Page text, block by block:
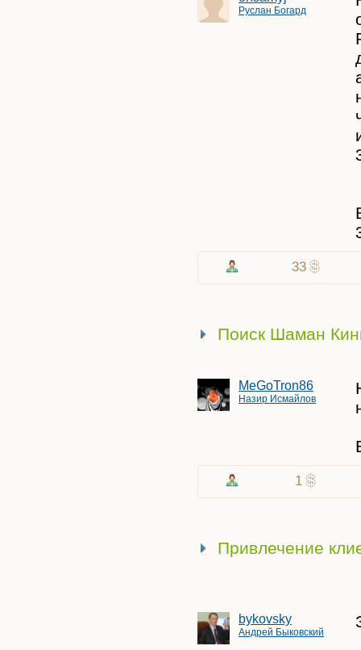
Руслан Богард
33
Поиск Шаман
MeGoTron86
Назир Исмайлов
1
Привлечение
bykovsky
Андрей Быковский